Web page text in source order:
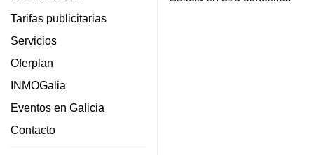
Tarifas publicitarias
Servicios
Oferplan
INMOGalia
Eventos en Galicia
Contacto